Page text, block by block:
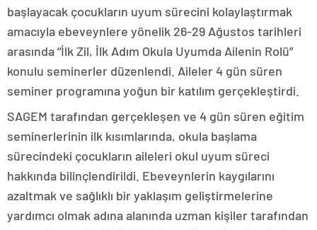
başlayacak çocukların uyum sürecini kolaylaştırmak
amacıyla ebeveynlere yönelik 26-29 Ağustos tarihleri
arasında “İlk Zil, İlk Adım Okula Uyumda Ailenin Rolü”
konulu seminerler düzenlendi. Aileler 4 gün süren
seminer programına yoğun bir katılım gerçekleştirdi.
SAGEM tarafından gerçekleşen ve 4 gün süren eğitim
seminerlerinin ilk kısımlarında, okula başlama
sürecindeki çocukların aileleri okul uyum süreci
hakkında bilinçlendirildi. Ebeveynlerin kaygılarını
azaltmak ve sağlıklı bir yaklaşım geliştirmelerine
yardımcı olmak adına alanında uzman kişiler tarafından